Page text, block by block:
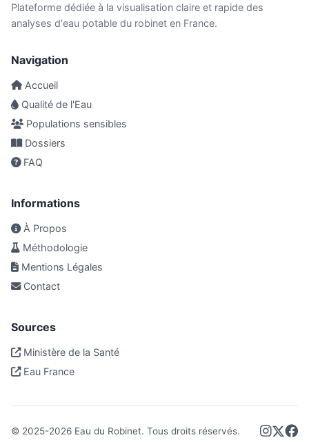
Plateforme dédiée à la visualisation claire et rapide des
analyses d'eau potable du robinet en France.
Navigation
Accueil
Qualité de l'Eau
Populations sensibles
Dossiers
FAQ
Informations
À Propos
Méthodologie
Mentions Légales
Contact
Sources
Ministère de la Santé
Eau France
© 2025-2026 Eau du Robinet. Tous droits réservés.